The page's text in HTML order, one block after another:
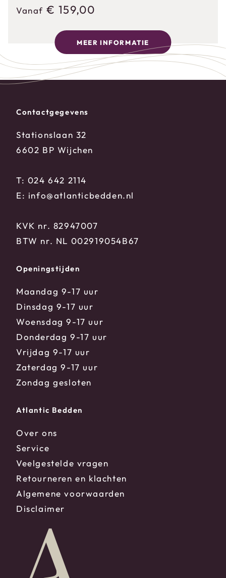
Vanaf € 159,00
MEER INFORMATIE
Contactgegevens
Stationslaan 32
6602 BP Wijchen
T: 024 642 2114
E: info@atlanticbedden.nl
KVK nr. 82947007
BTW nr. NL 002919054B67
Openingstijden
Maandag 9-17 uur
Dinsdag 9-17 uur
Woensdag 9-17 uur
Donderdag 9-17 uur
Vrijdag 9-17 uur
Zaterdag 9-17 uur
Zondag gesloten
Atlantic Bedden
Over ons
Service
Veelgestelde vragen
Retourneren en klachten
Algemene voorwaarden
Disclaimer